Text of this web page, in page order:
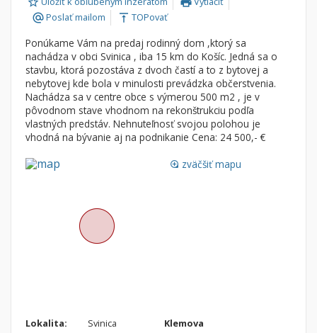
Lokalita
×
×
Košický (kraj)
Byt
Garsónky
Dvojgarsónky
Dom
Vila
Chalupa
Bývanie a rekreácia
alternate_emailPoslať mailom vertical_align_top TOPovať
Ponúkame Vám na predaj rodinný dom ,ktorý sa
nachádza v obci Svinica , iba 15 km do Košíc. Jedná sa o
stavbu, ktorá pozostáva z dvoch častí a to z bytovej a
nebytovej kde bola v minulosti prevádzka občerstvenia.
Nachádza sa v centre obce s výmerou 500 m2 , je v
pôvodnom stave vhodnom na rekonštrukciu podľa
vlastných predstáv. Nehnuteľnosť svojou polohou je
vhodná na bývanie aj na podnikanie Cena: 24 500,- €
loupe zväčšiť mapu
Lokalita:
Svinica
Klemova